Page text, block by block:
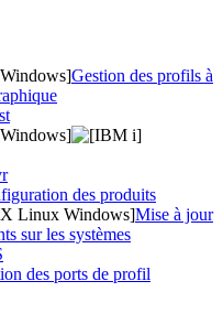
Gestion des profils à
des produits
Mise à jour
sur les systèmes
des ports de profil